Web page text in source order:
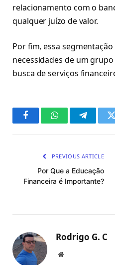
relacionamento com o
qualquer juízo de valor.
Por fim, essa
necessidades de um
busca de serviços
FacebookWhatsApp
PREVIOUS ARTICLE
Por Que a Educação
Financeira é Importante?
Rodrigo G. C
Website